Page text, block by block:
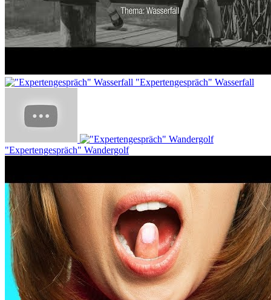
"Expertengespräch" Wasserfall
"Expertengespräch" Wandergolf